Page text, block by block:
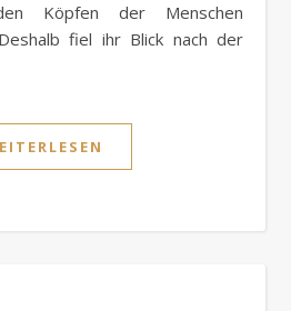
Köpfen der Menschen
fiel ihr Blick nach der